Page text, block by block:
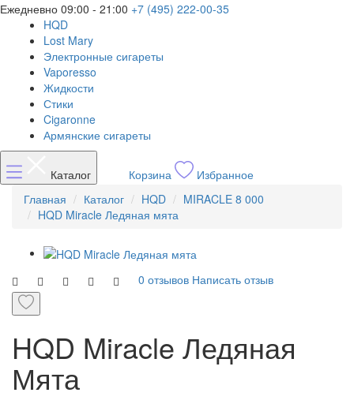
Ежедневно 09:00 - 21:00 +7 (495) 222-00-35
HQD
Lost Mary
Электронные сигареты
Vaporesso
Жидкости
Стики
Cigaronne
Армянские сигареты
Каталог Корзина
Избранное
Главная
Каталог HQD
MIRACLE 8 000
HQD Miracle Ледяная мята
0 отзывов Написать отзыв
HQD Miracle Ледяная
Мята